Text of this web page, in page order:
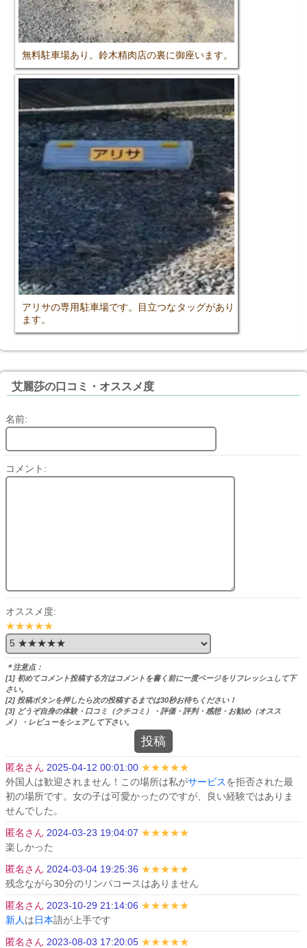
無料駐車場あり。鈴木精肉店の裏に御座います。
アリサの専用駐車場です。目立つなタッグがあり
ます。
艾麗莎の口コミ・オススメ度
名前:
コメント:
オススメ度:
★★★★★
＊注意点：
[1] 初めてコメント投稿する方はコメントを書く前に一度ページをリフレッシュして下
さい。
[2] 投稿ボタンを押したら次の投稿するまでは30秒お待ちください！
[3] どうぞ自身の体験・口コミ（クチコミ）・評価・評判・感想・お勧め（オスス
メ）・レビューをシェアして下さい。
投稿
匿名さん 2025-04-12 00:01:00 ★★★★★
外国人は歓迎されません！この場所は私がサービスを拒否された最
初の場所です。女の子は可愛かったのですが、良い経験ではありま
せんでした。
匿名さん 2024-03-23 19:04:07 ★★★★★
楽しかった
匿名さん 2024-03-04 19:25:36 ★★★★★
残念ながら30分のリンパコースはありません
匿名さん 2023-10-29 21:14:06 ★★★★★
新人 は日本語が上手です
匿名さん 2023-08-03 17:20:05 ★★★★★